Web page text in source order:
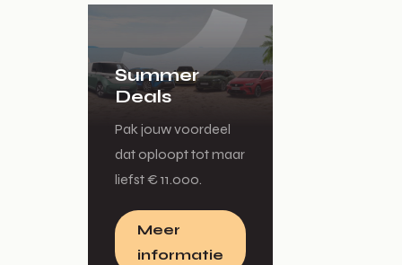
Summer
Deals
Pak jouw voordeel
dat oploopt tot maar
liefst € 11.000.
Meer
informatie